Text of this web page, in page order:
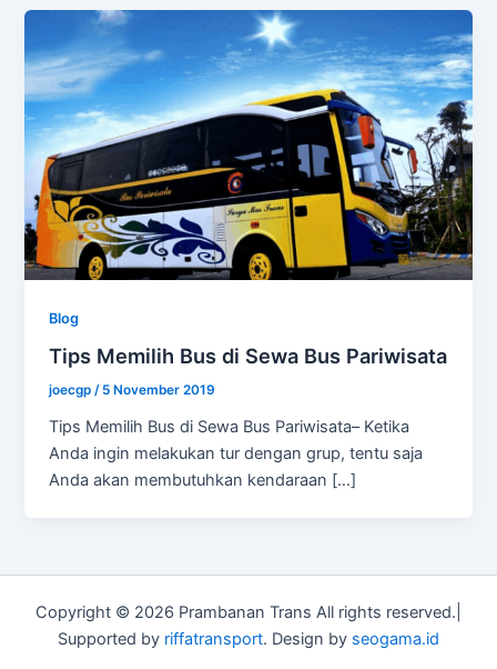
Blog
Tips Memilih Bus di Sewa Bus Pariwisata
joecgp/ 5 November 2019
Tips Memilih Bus di Sewa Bus Pariwisata– Ketika
Anda ingin melakukan tur dengan grup, tentu saja
Anda akan membutuhkan kendaraan […]
Copyright © 2026 Prambanan Trans All rights reserved.|
Supported by riffatransport. Design by seogama.id